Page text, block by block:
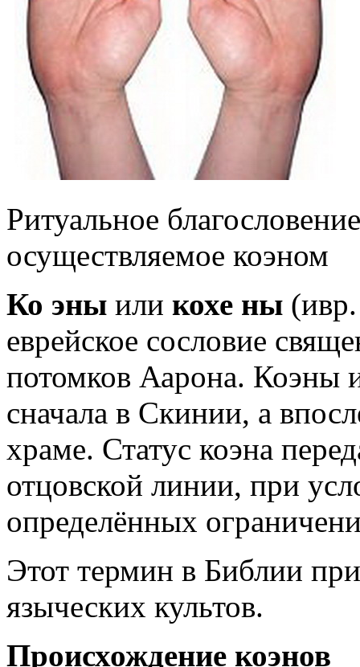
Ритуальное
осуществляемое коэном
Ко эны или кохе ны
еврейское сословие
потомков Аарона. Коэны
сначала в Скинии, а
храме. Статус коэна
отцовской линии, при
определённых
Этот термин в Библии
языческих культов.
Происхождение коэнов